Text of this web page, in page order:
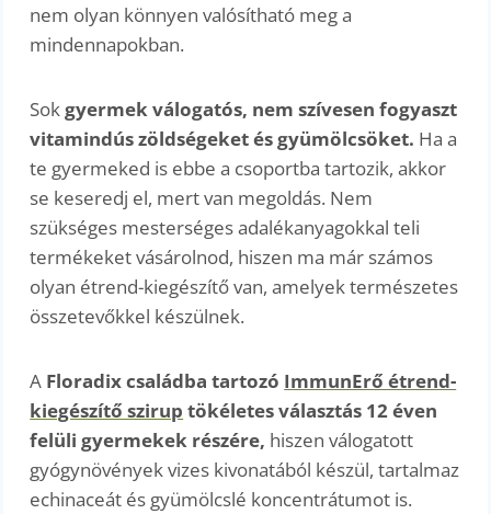
nem olyan könnyen valósítható meg a
mindennapokban.
Sokgyermek válogatós, nem szívesen fogyaszt
vitamindús zöldségeket és gyümölcsöket. Ha a
te gyermeked is ebbe a csoportba tartozik, akkor
se keseredj el, mert van megoldás. Nem
szükséges mesterséges adalékanyagokkal teli
termékeket vásárolnod, hiszen ma már számos
olyan étrend-kiegészítő van, amelyek természetes
összetevőkkel készülnek.
A Floradix családba tartozó ImmunErő étrend-
kiegészítő szirup tökéletes választás 12 éven
felüli gyermekek részére, hiszen válogatott
gyógynövények vizes kivonatából készül, tartalmaz
echinaceát és gyümölcslé koncentrátumot is.